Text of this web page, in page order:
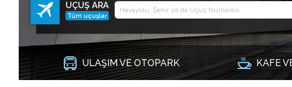
UÇUŞ ARA
Tüm uçuşlar
ULAŞIM VE OTOPARK KAFE